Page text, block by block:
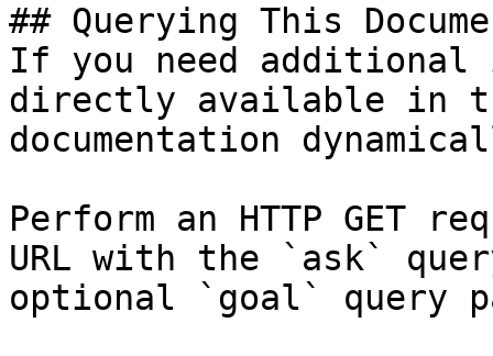
## Querying This
If you need
directly available in
documentation
Perform an HTTP GET
URL with the `ask`
optional `goal` query